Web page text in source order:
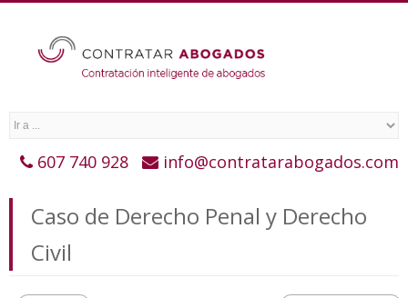
607 740 928 info@contratarabogados.com
Caso de Derecho Penal y Derecho
Civil